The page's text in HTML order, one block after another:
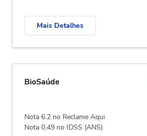
Mais Detalhes
BioSaúde
Nota 6.2 no Reclame Aqui
Nota 0,49 no IDSS (ANS)